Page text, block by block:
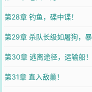
第28章 钓鱼，碟中谍！
第29章 杀队长级如屠狗，暴
第30章 逃离途径，运输船！
第31章 直入敌巢！